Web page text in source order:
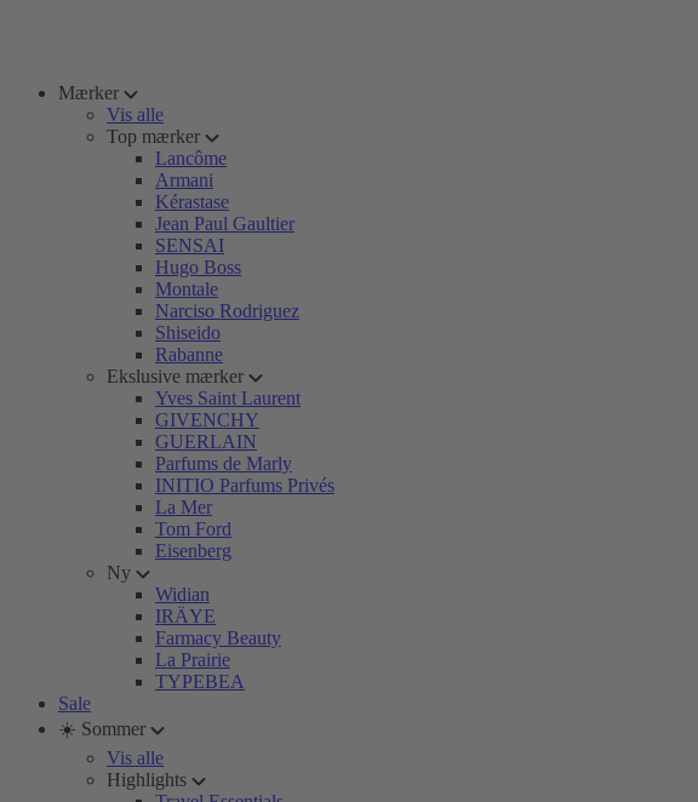
Mærker
Vis alle
Top mærker
Lancôme
Armani
Kérastase
Jean Paul Gaultier
SENSAI
Hugo Boss
Montale
Narciso Rodriguez
Shiseido
Rabanne
Ekslusive mærker
Yves Saint Laurent
GIVENCHY
GUERLAIN
Parfums de Marly
INITIO Parfums Privés
La Mer
Tom Ford
Eisenberg
Ny
Widian
IRÄYE
Farmacy Beauty
La Prairie
TYPEBEA
Sale
☀️ Sommer
Vis alle
Highlights